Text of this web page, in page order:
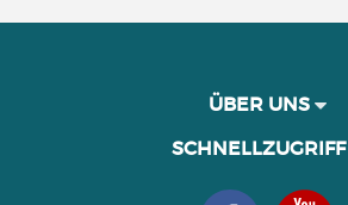
ÜBER UNS
SCHNELLZUGRIFF